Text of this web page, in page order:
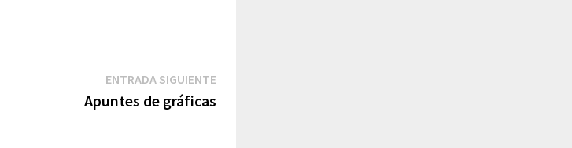
ENTRADA SIGUIENTEEntrada
Apuntes de gráficas